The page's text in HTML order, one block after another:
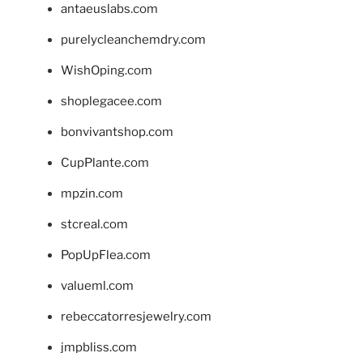
antaeuslabs.com
purelycleanchemdry.com
WishOping.com
shoplegacee.com
bonvivantshop.com
CupPlante.com
mpzin.com
stcreal.com
PopUpFlea.com
valueml.com
rebeccatorresjewelry.com
jmpbliss.com